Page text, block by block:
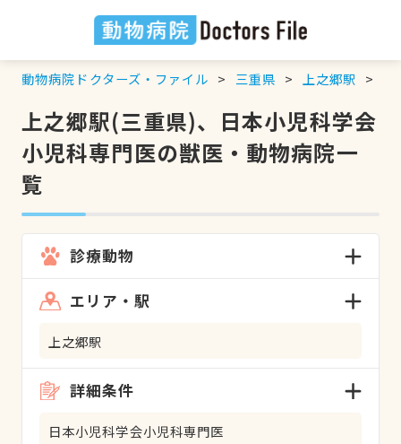
動物病院ドクターズ・ファイル 三重県 上之郷駅
上之郷駅(三重県)、日本小児科学会
小児科専門医の獣医・動物病院一
覧
診療動物
エリア・駅
上之郷駅
詳細条件
日本小児科学会小児科専門医